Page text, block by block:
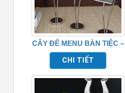
CÂY ĐỂ MENU BÀN TIỆC –
TP526094
CHI TIẾT